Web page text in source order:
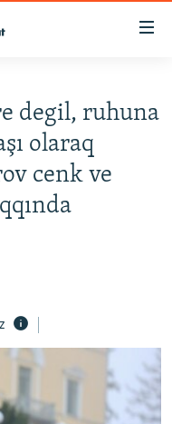
degil, ruhuna
olaraq
cenk ve